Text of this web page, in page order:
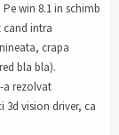
win 8.1 in schimb
intra
crapa
bla bla).
a rezolvat
3d vision driver, ca